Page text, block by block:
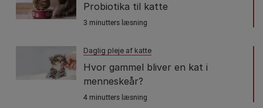
Probiotika til katte
3 minutters læsning
Daglig pleje af katte
Hvor gammel bliver en kat i
menneskeår?
4 minutters læsning